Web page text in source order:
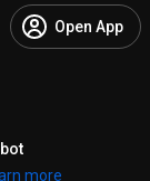
Open App
more